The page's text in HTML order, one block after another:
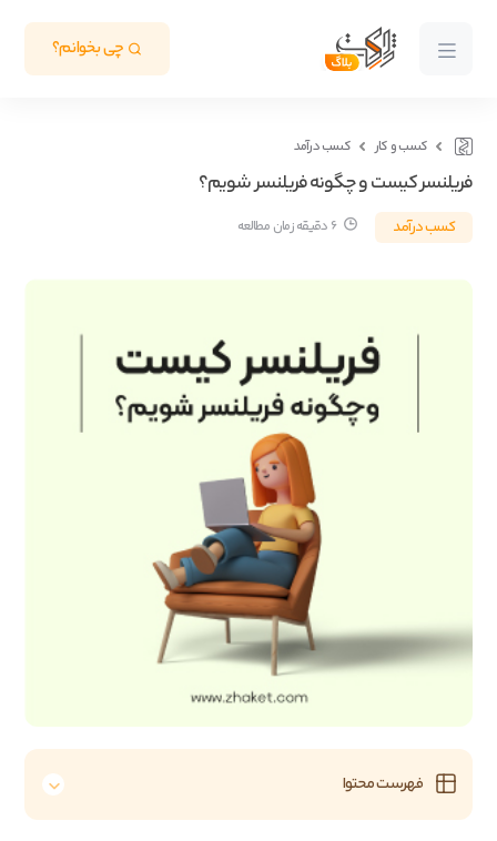
چی بخوانم؟
کسب و کار کسب درآمد
فریلنسر کیست و چگونه فریلنسر شویم؟
کسب درآمد 6 دقیقه زمان مطالعه
فهرست محتوا